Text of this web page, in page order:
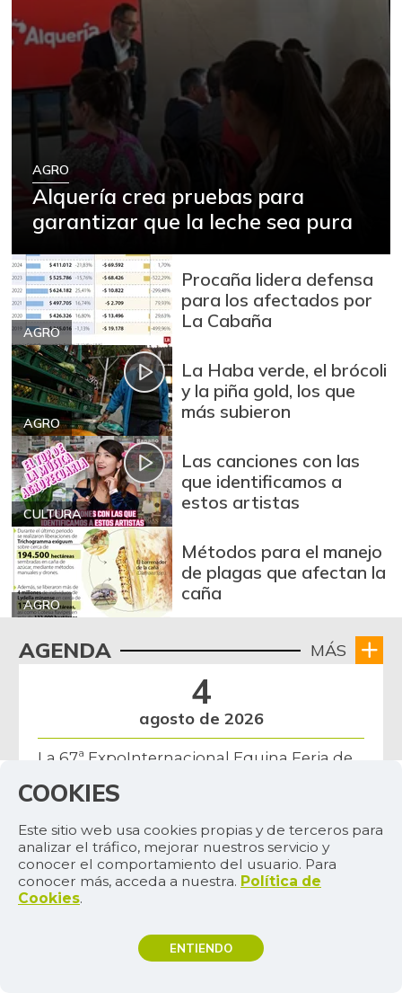
AGRO
Alquería crea pruebas para
garantizar que la leche sea pura
AGRO
Procaña lidera defensa
para los afectados por
La Cabaña
AGRO
La Haba verde, el brócoli
y la piña gold, los que
más subieron
CULTURA
Las canciones con las
que identificamos a
estos artistas
AGRO
Métodos para el manejo
de plagas que afectan la
caña
AGENDA MÁS
4
agosto de 2026
La 67ª ExpoInternacional Equina Feria de
visitantes
COOKIES
Este sitio web usa cookies propias y de terceros para
analizar el tráfico, mejorar nuestros servicio y
conocer el comportamiento del usuario. Para
conocer más, acceda a nuestra. Política de
Cookies.
ENTIENDO